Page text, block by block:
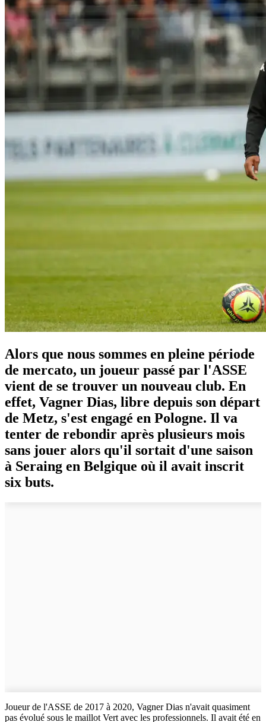
Alors que nous sommes en pleine période
de mercato, un joueur passé par l'ASSE
vient de se trouver un nouveau club. En
effet, Vagner Dias, libre depuis son départ
de Metz, s'est engagé en Pologne. Il va
tenter de rebondir après plusieurs mois
sans jouer alors qu'il sortait d'une saison
à Seraing en Belgique où il avait inscrit
six buts.
Joueur de l'ASSE de 2017 à 2020, Vagner Dias n'avait quasiment
pas évolué sous le maillot Vert avec les professionnels. Il avait été en